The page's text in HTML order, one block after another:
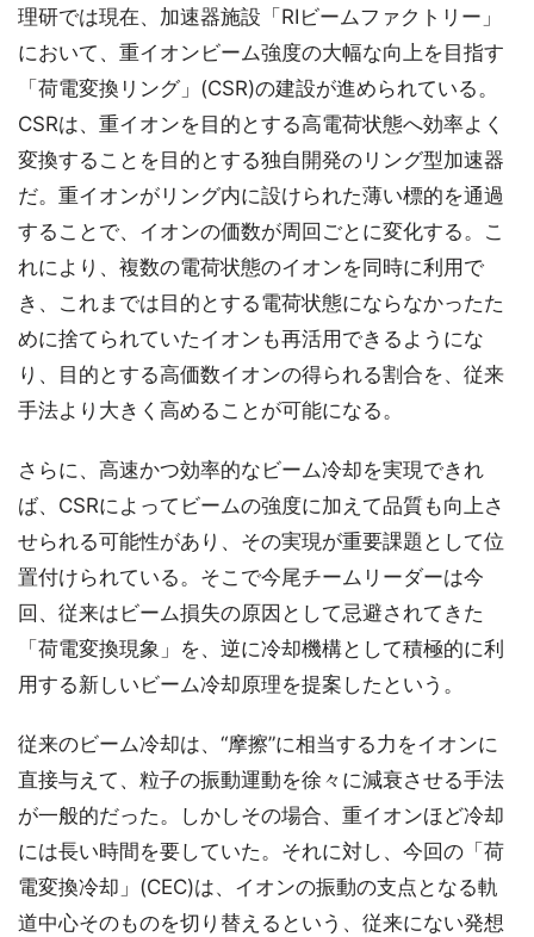
理研では現在、加速器施設「RIビームファクトリー」
において、重イオンビーム強度の大幅な向上を目指す
「荷電変換リング」(CSR)の建設が進められている。
CSRは、重イオンを目的とする高電荷状態へ効率よく
変換することを目的とする独自開発のリング型加速器
だ。重イオンがリング内に設けられた薄い標的を通過
することで、イオンの価数が周回ごとに変化する。こ
れにより、複数の電荷状態のイオンを同時に利用で
き、これまでは目的とする電荷状態にならなかったた
めに捨てられていたイオンも再活用できるようにな
り、目的とする高価数イオンの得られる割合を、従来
手法より大きく高めることが可能になる。
さらに、高速かつ効率的なビーム冷却を実現できれ
ば、CSRによってビームの強度に加えて品質も向上さ
せられる可能性があり、その実現が重要課題として位
置付けられている。そこで今尾チームリーダーは今
回、従来はビーム損失の原因として忌避されてきた
「荷電変換現象」を、逆に冷却機構として積極的に利
用する新しいビーム冷却原理を提案したという。
従来のビーム冷却は、“摩擦”に相当する力をイオンに
直接与えて、粒子の振動運動を徐々に減衰させる手法
が一般的だった。しかしその場合、重イオンほど冷却
には長い時間を要していた。それに対し、今回の「荷
電変換冷却」(CEC)は、イオンの振動の支点となる軌
道中心そのものを切り替えるという、従来にない発想